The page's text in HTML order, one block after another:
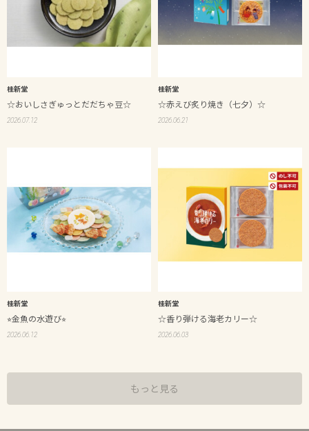
桂新堂
☆おいしさぎゅっとだだちゃ豆☆
2026.07.12
桂新堂
☆赤えび炙り焼き（七夕）☆
2026.06.21
桂新堂
⭐︎金魚の水遊び⭐︎
2026.06.12
桂新堂
☆香り弾ける海老カリー☆
2026.06.03
もっと見る